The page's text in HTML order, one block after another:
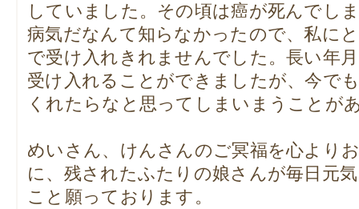
していました。その頃は癌が死んでし
病気だなんて知らなかったので、私に
で受け入れきれませんでした。長い年
受け入れることができましたが、今で
くれたらなと思ってしまいまうことが
めいさん、けんさんのご冥福を心より
に、残されたふたりの娘さんが毎日元
こと願っております。